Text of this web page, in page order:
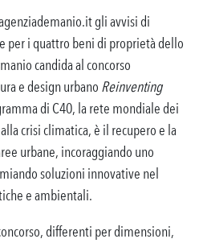
gli avvisi di
per i quattro beni di proprietà dello
candida al concorso
e design urbano Reinventing
di C40, la rete mondiale dei
crisi climatica, è il recupero e la
urbane, incoraggiando uno
soluzioni innovative nel
e ambientali.
differenti per dimensioni,